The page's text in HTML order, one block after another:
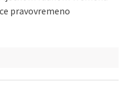
pravovremeno